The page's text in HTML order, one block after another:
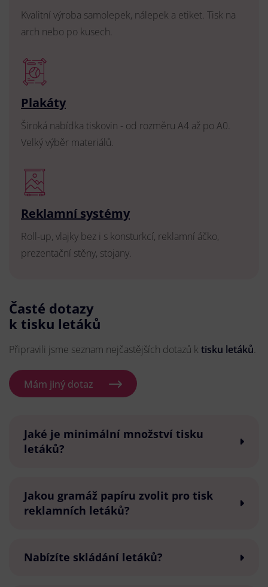
Kvalitní výroba samolepek, nálepek a etiket. Tisk na
arch nebo po kusech.
Plakáty
Široká nabídka tiskovin - od rozměru A4 až po A0.
Velký výběr materiálů.
Reklamní systémy
Roll-up, vlajky bez i s konsturkcí, reklamní áčko,
prezentační stěny, stojany.
Časté dotazy
k tisku letáků
Připravili jsme seznam nejčastějších dotazů k tisku letáků.
Mám jiný dotaz
Jaké je minimální množství tisku
letáků?
Jakou gramáž papíru zvolit pro tisk
reklamních letáků?
Nabízíte skládání letáků?